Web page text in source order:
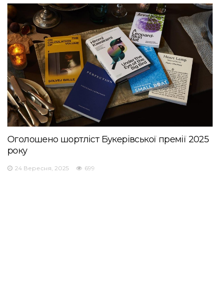
Оголошено шортліст Букерівської премії 2025
року
24 Вересня, 2025 699